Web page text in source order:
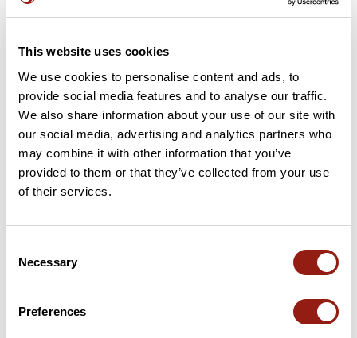
This website uses cookies
We use cookies to personalise content and ads, to
provide social media features and to analyse our traffic.
We also share information about your use of our site with
our social media, advertising and analytics partners who
may combine it with other information that you’ve
provided to them or that they’ve collected from your use
of their services.
Selection
Necessary
Preferences
completado? ¡Deja la primera opinión!
Añadir una opinión
Puertos extraídos del catálogo del Club des Cent Cols